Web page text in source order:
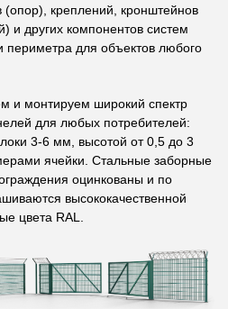
(опор), креплений, кронштейнов
и других компонентов систем
периметра для объектов любого
и монтируем широкий спектр
для любых потребителей:
3-6 мм, высотой от 0,5 до 3
ячейки. Стальные заборные
оцинкованы и по
высококачественной
цвета RAL.